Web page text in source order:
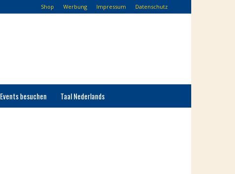
Shop Werbung Impressum Datenschutz
Events besuchen Taal Nederlands